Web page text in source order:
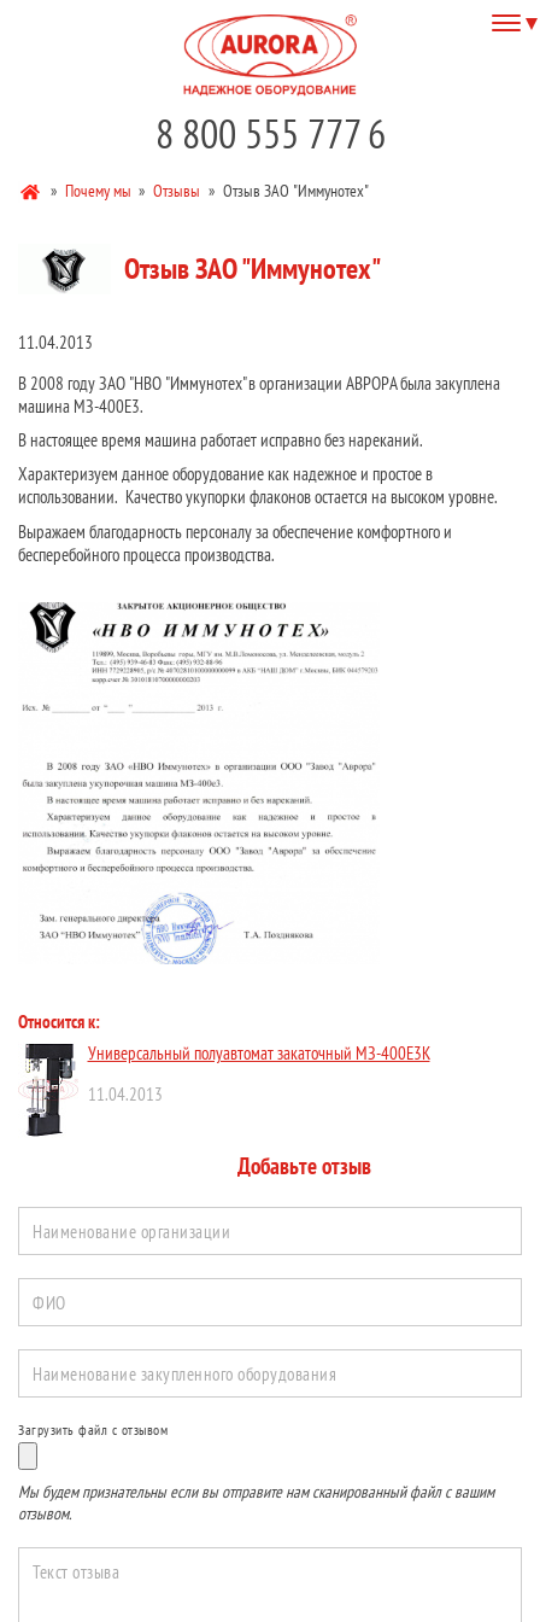
8 800 555 777 6
» Почему мы » Отзывы » Отзыв ЗАО "Иммунотех"
Отзыв ЗАО "Иммунотех"
11.04.2013
В 2008 году ЗАО "НВО "Иммунотех" в организации АВРОРА была закуплена
машина МЗ-400Е3.
В настоящее время машина работает исправно без нареканий.
Характеризуем данное оборудование как надежное и простое в
использовании. Качество укупорки флаконов остается на высоком уровне.
Выражаем благодарность персоналу за обеспечение комфортного и
бесперебойного процесса производства.
Относится к:
Универсальный полуавтомат закаточный МЗ-400Е3К
11.04.2013
Добавьте отзыв
Наименование организации
ФИО
Наименование закупленного оборудования
Загрузить файл с отзывом
Мы будем признательны если вы отправите нам сканированный файл с вашим
отзывом.
Текст отзыва